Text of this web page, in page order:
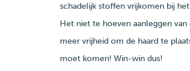
schadelijk stoffen vrijkomen bij
Het niet te hoeven aanleggen
meer vrijheid om de haard te
moet komen! Win-win dus!